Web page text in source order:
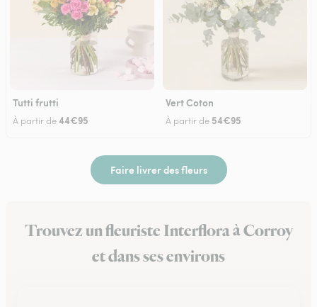
Tutti frutti
À partir de44€95
Vert Coton
À partir de 54€95
Faire livrer des fleurs
Trouvez un fleuriste Interflora à Corroy
et dans ses environs